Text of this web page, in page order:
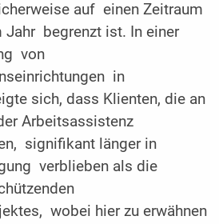
auf einen Zeitraum
Jahr begrenzt ist. In einer
von
in
sich, dass Klienten, die an
Arbeitsassistenz
signifikant länger in
verblieben als die
wobei hier zu erwähnen